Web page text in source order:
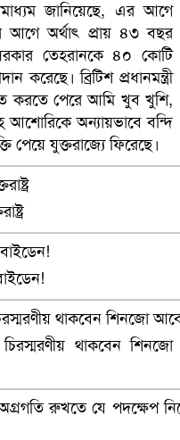
ভিডিও পোস্ট শিক্ষকের
জানিয়েছে, এর আগে
আগে অর্থাৎ প্রায় ৪৩ বছর
তেহরানকে ৪০ কোটি
করেছে। ব্রিটিশ প্রধানমন্ত্রী
করতে পেরে আমি খুব খুশি,
অন্যায়ভাবে বন্দি
পেয়ে যুক্তরাজ্যে ফিরেছে।
থাকবেন শিনজো